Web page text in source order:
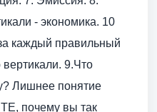
- экономика. 10
каждый правильный
вертикали. 9.Что
Лишнее понятие
почему вы так